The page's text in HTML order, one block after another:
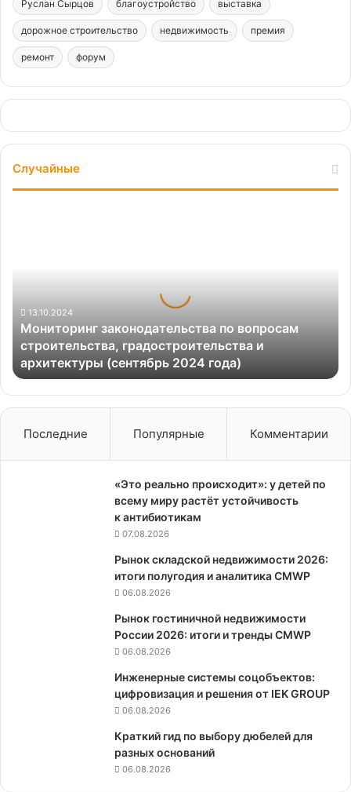
Руслан Сырцов благоустройство выставка
дорожное строительство недвижимость премия
ремонт форум
Случайные
архитектуры
(сентябрь
2024
года)
13.10.2024
Мониторинг законодательства по вопросам
строительства, градостроительства и
архитектуры (сентябрь 2024 года)
Последние Популярные Комментарии
«Это реально происходит»: у детей по
всему миру растёт устойчивость
к антибиотикам
07.08.2026
Рынок складской недвижимости 2026:
итоги полугодия и аналитика CMWP
06.08.2026
Рынок гостиничной недвижимости
России 2026: итоги и тренды CMWP
06.08.2026
Инженерные системы соцобъектов:
цифровизация и решения от IEK GROUP
06.08.2026
Краткий гид по выбору дюбелей для
разных оснований
06.08.2026